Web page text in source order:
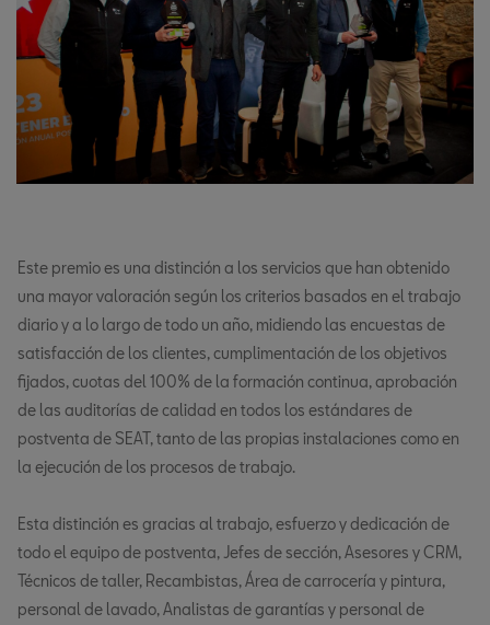
Este premio es una distinción a los servicios que han obtenido
una mayor valoración según los criterios basados en el trabajo
diario y a lo largo de todo un año, midiendo las encuestas de
satisfacción de los clientes, cumplimentación de los objetivos
fijados, cuotas del 100% de la formación continua, aprobación
de las auditorías de calidad en todos los estándares de
postventa de SEAT, tanto de las propias instalaciones como en
la ejecución de los procesos de trabajo.
Esta distinción es gracias al trabajo, esfuerzo y dedicación de
todo el equipo de postventa, Jefes de sección, Asesores y CRM,
Técnicos de taller, Recambistas, Área de carrocería y pintura,
personal de lavado, Analistas de garantías y personal de